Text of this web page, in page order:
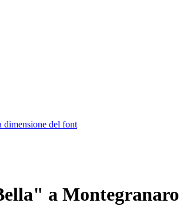
a Montegranaro